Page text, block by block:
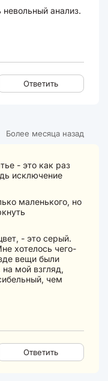
невольный анализ.
Ответить
Более месяца назад
- это как раз
исключение
маленького, но
- это серый.
хотелось чего-
вещи были
мой взгляд,
чем
Ответить